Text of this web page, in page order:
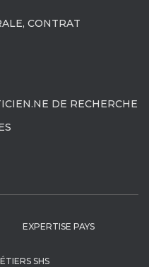
CONTRAT
DE RECHERCHE
EXPERTISE PAYS
SHS